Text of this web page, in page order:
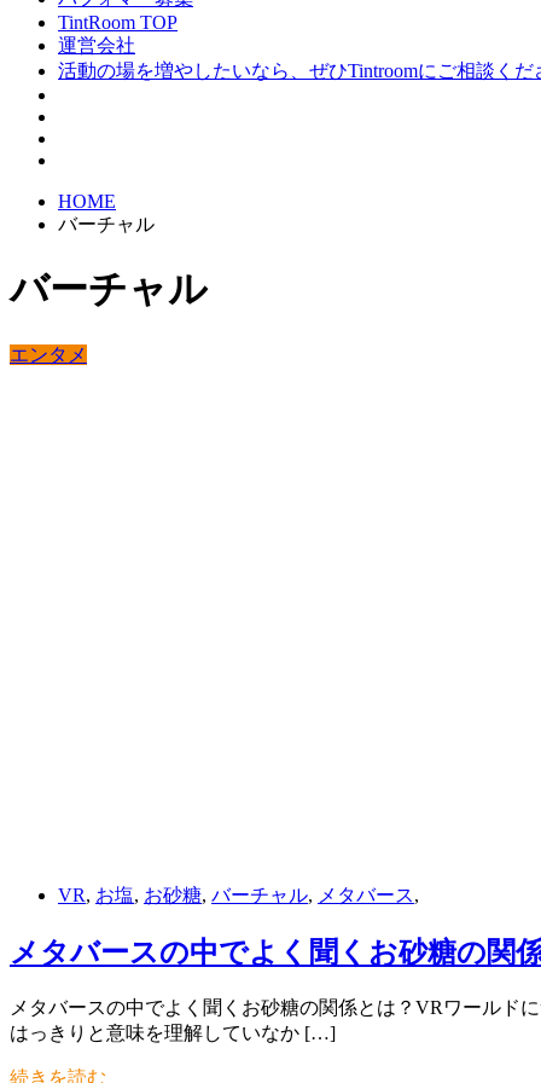
TintRoom TOP
運営会社
活動の場を増やしたいなら、ぜひTintroomにご相談くだ
HOME
バーチャル
バーチャル
エンタメ
VR, お塩, お砂糖, バーチャル, メタバース,
メタバースの中でよく聞くお砂糖の関
メタバースの中でよく聞くお砂糖の関係とは？VRワールド
はっきりと意味を理解していなか […]
続きを読む